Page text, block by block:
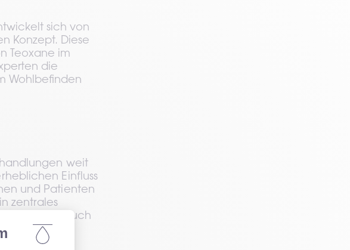
sich von
Konzept. Diese
Teoxane im
die
Wohlbefinden
weit
Einfluss
und Patienten
zentrales
sondern auch
dass